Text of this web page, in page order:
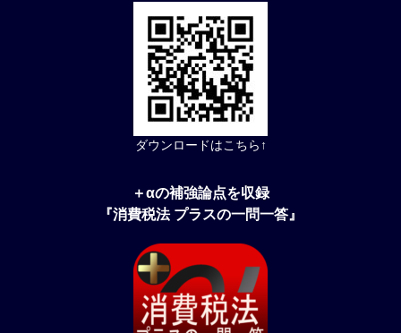
ダウンロードはこちら↑
＋αの補強論点を収録
『消費税法 プラスの一問一答』